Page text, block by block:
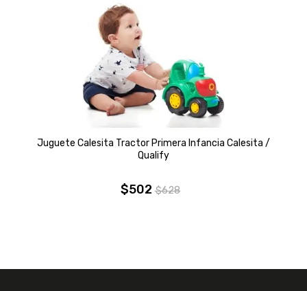
Juguete Calesita Tractor Primera Infancia Calesita /
Qualify
$628
El
$502
El